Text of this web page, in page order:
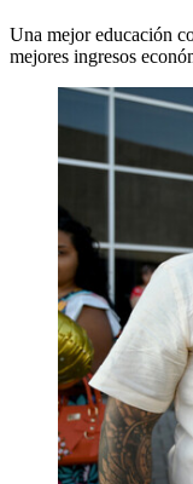
Una mejor educación
mejores ingresos